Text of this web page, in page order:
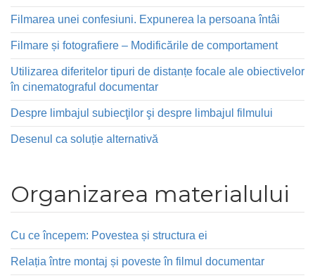
Filmarea unei confesiuni. Expunerea la persoana întâi
Filmare și fotografiere – Modificările de comportament
Utilizarea diferitelor tipuri de distanțe focale ale obiectivelor
în cinematograful documentar
Despre limbajul subiecţilor şi despre limbajul filmului
Desenul ca soluție alternativă
Organizarea materialului
Cu ce începem: Povestea și structura ei
Relația între montaj și poveste în filmul documentar